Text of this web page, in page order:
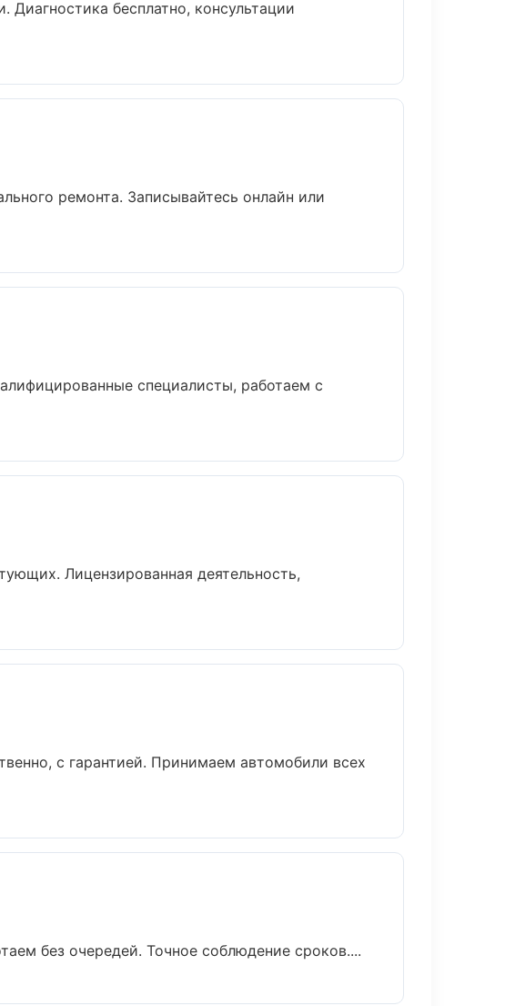
бесплатно, консультации
ремонта. Записывайтесь онлайн или
специалисты, работаем с
Лицензированная деятельность,
с гарантией. Принимаем автомобили всех
без очередей. Точное соблюдение сроков....